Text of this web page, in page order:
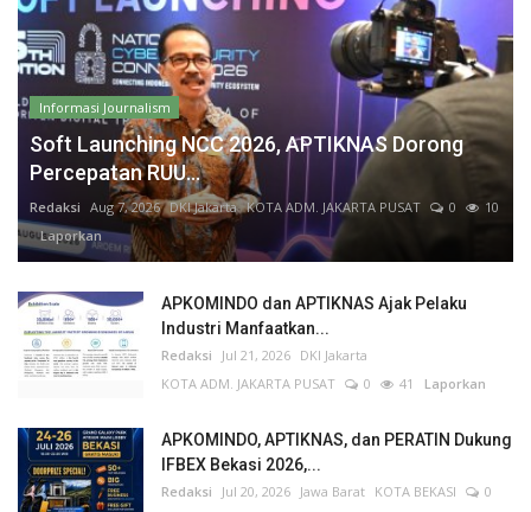
Informasi Journalism
Soft Launching NCC 2026, APTIKNAS Dorong
Percepatan RUU...
Redaksi Aug 7, 2026 DKI Jakarta KOTA ADM. JAKARTA PUSAT 0
10
Laporkan
APKOMINDO dan APTIKNAS Ajak Pelaku
Industri Manfaatkan...
Redaksi Jul 21, 2026 DKI Jakarta
KOTA ADM. JAKARTA PUSAT
0 41 Laporkan
APKOMINDO, APTIKNAS, dan PERATIN Dukung
IFBEX Bekasi 2026,...
Redaksi Jul 20, 2026 Jawa Barat KOTA BEKASI
0